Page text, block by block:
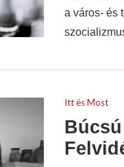
a város- és
Itt és Most